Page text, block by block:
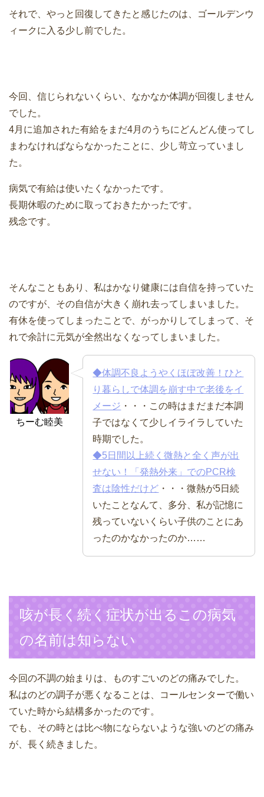
それで、やっと回復してきたと感じたのは、ゴールデンウ
ィークに入る少し前でした。
今回、信じられないくらい、なかなか体調が回復しません
でした。
4月に追加された有給をまだ4月のうちにどんどん使ってし
まわなければならなかったことに、少し苛立っていまし
た。
病気で有給は使いたくなかったです。
長期休暇のために取っておきたかったです。
残念です。
そんなこともあり、私はかなり健康には自信を持っていた
のですが、その自信が大きく崩れ去ってしまいました。
有休を使ってしまったことで、がっかりしてしまって、そ
れで余計に元気が全然出なくなってしまいました。
ちーむ睦美
◆体調不良ようやくほぼ改善！ひと
り暮らしで体調を崩す中で老後をイ
メージ ・・・この時はまだまだ本調
子ではなくて少しイライラしていた
時期でした。
◆5日間以上続く微熱と全く声が出
せない！「発熱外来」でのPCR検
査は陰性だけど ・・・微熱が5日続
いたことなんて、多分、私が記憶に
残っていないくらい子供のことにあ
ったのかなかったのか……
咳が長く続く症状が出るこの病気
の名前は知らない
今回の不調の始まりは、ものすごいのどの痛みでした。
私はのどの調子が悪くなることは、コールセンターで働い
ていた時から結構多かったのです。
でも、その時とは比べ物にならないような強いのどの痛み
が、長く続きました。